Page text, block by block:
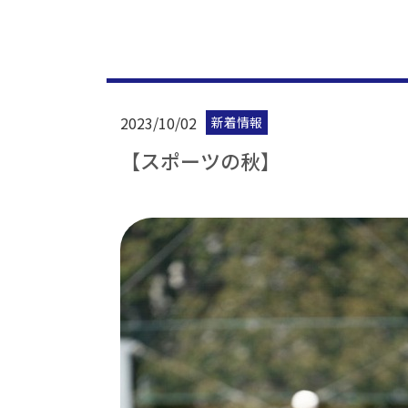
2023/10/02 新着情報
【スポーツの秋】